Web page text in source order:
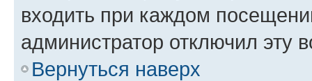
входить при каждом
администратор отключил эту
Вернуться наверх